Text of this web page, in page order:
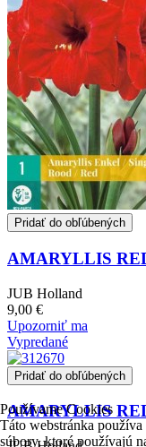
Pridať do obľúbených
AMARYLLIS
JUB Holland
9,00 €
Upozorniť ma
Vypredané
Pridať do obľúbených
AMARYLLIS
Používame Cookies
Táto webstránka
súbory, ktoré používajú